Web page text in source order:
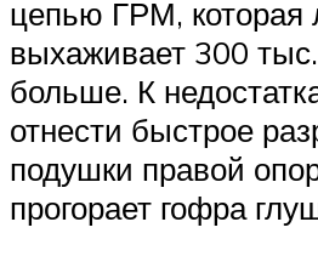
цепью ГРМ, которая
выхаживает 300
больше. К
отнести быстрое
подушки правой
прогорает гофра